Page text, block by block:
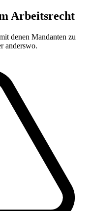
Arbeitsrecht
denen Mandanten zu
anderswo.